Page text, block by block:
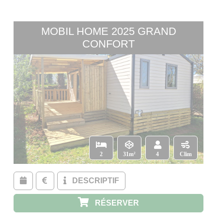
MOBIL HOME 2025 GRAND
CONFORT
2 31m² 4 Clim
DESCRIPTIF
RÉSERVER